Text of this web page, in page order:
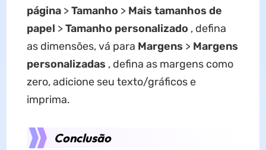
página>Tamanho > Mais tamanhos de
papel >Tamanho personalizado , defina
as dimensões, vá para Margens > Margens
personalizadas , defina as margens como
zero, adicione seu texto/gráficos e
imprima.
Conclusão